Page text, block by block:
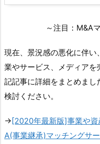
～注目：M&A
現在、景況感の悪化に伴
業やサービス、メディア
記記事に詳細をまとめま
検討ください。
→[2020年最新版]事業や
A(事業継承)マッチングサ